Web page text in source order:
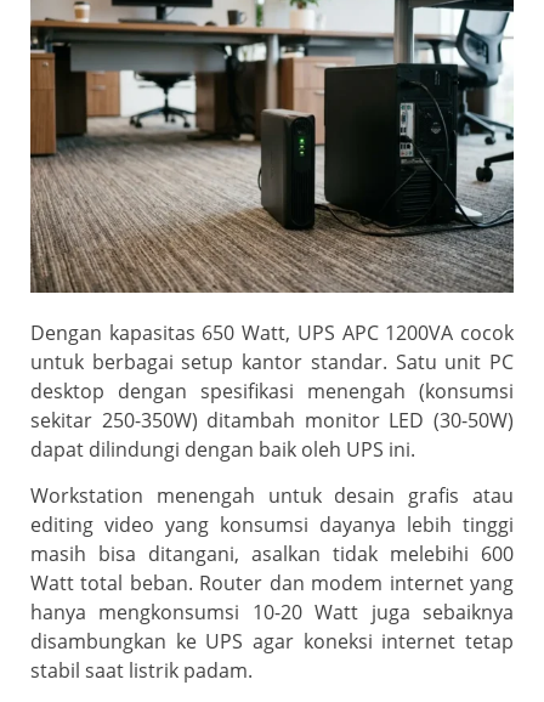
Dengan kapasitas 650 Watt, UPS APC 1200VA cocok
untuk berbagai setup kantor standar. Satu unit PC
desktop dengan spesifikasi menengah (konsumsi
sekitar 250-350W) ditambah monitor LED (30-50W)
dapat dilindungi dengan baik oleh UPS ini.
Workstation menengah untuk desain grafis atau
editing video yang konsumsi dayanya lebih tinggi
masih bisa ditangani, asalkan tidak melebihi 600
Watt total beban. Router dan modem internet yang
hanya mengkonsumsi 10-20 Watt juga sebaiknya
disambungkan ke UPS agar koneksi internet tetap
stabil saat listrik padam.